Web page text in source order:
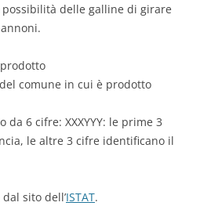
possibilità delle galline di girare
del comune in cui è prodotto
da 6 cifre: XXXYYY: le prime 3
le altre 3 cifre identificano il
sito dell’ISTAT.